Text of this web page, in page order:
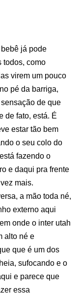
já pode
todos, como
virem um pouco
pé da barriga,
de que
de fato, está. É
estar tão bem
o seu colo do
fazendo o
e daqui pra frente
mais.
a mão toda né,
externo aqui
onde o inter utah
alto né e
que é um dos
sufocando e o
e parece que
essa